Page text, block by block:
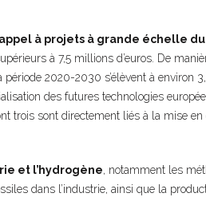
à projets à grande échelle
à 7,5 millions d’euros. De
2020-2030 s’élèvent à environ
des futures technologies
trois sont directement liés à la mise
et l’hydrogène, notamment les
dans l’industrie, ainsi que la